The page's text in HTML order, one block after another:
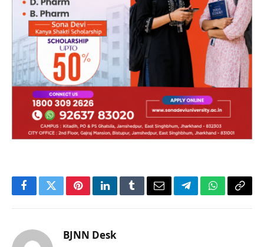
FacebookTwitterPinterestLinkedInTumblrEmailTelegramWhatsApp
Copy
BJNN Desk